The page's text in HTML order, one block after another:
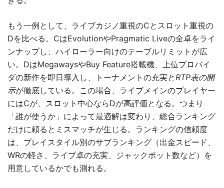
もう一例として、ライブカジノ重視のCとスロット重視の
Dを比べる。CはEvolutionやPragmatic Liveの全卓をライ
ンナップし、ハイローラー向けのテーブルリミットが広
い。DはMegawaysやBuy Feature搭載機、上位プロバイ
ダの新作を即日導入し、トーナメントの充実とRTP表の開
示が徹底している。この場合、ライブメインのプレイヤー
にはCが、スロット中心ならDが高評価となる。つまり
「誰が使うか」によって最適解は変わり、総合ランキング
だけに頼るとミスマッチが生じる。ランキングの信頼度
は、プレイスタイル別のサブランキング（出金スピード、
WRの軽さ、ライブ卓の充実、ジャックポット数など）を
用意しているかでも測れる。